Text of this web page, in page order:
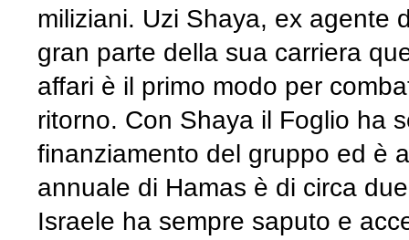
miliziani. Uzi Shaya, ex agente
gran parte della sua carriera
affari è il primo modo per
ritorno. Con Shaya il Foglio ha
finanziamento del gruppo ed è
annuale di Hamas è di circa
Israele ha sempre saputo e